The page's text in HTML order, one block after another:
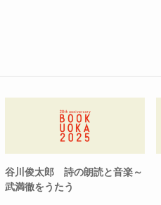
谷川俊太郎 詩の朗読と音楽～
武満徹をうたう